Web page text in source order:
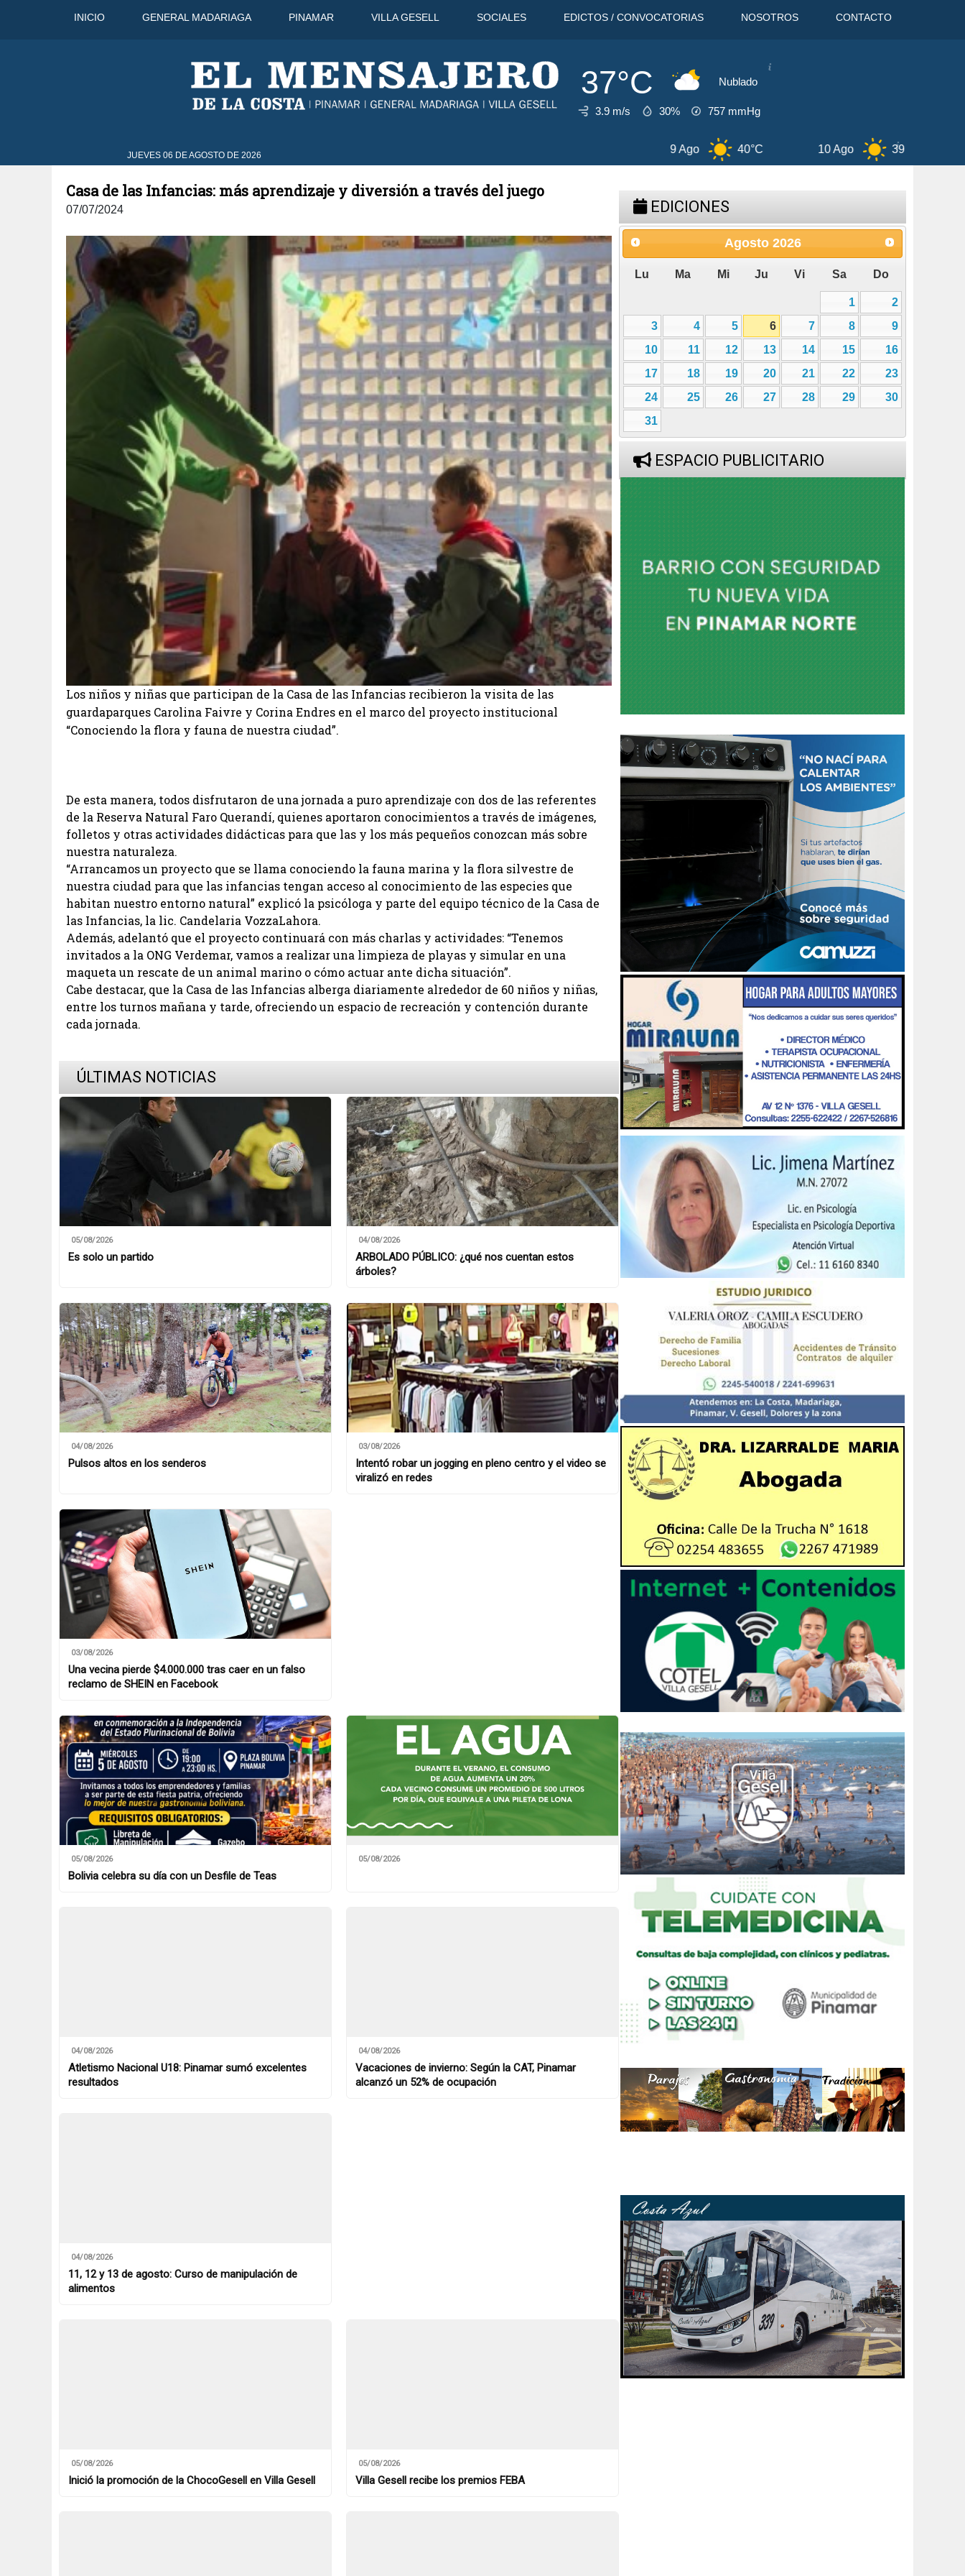
INICIO GENERAL MADARIAGA PINAMAR VILLA GESELL SOCIALES EDICTOS / CONVOCATORIAS NOSOTROS CONTACTO
37°C Nublado
3.9 m/s 30% 757 mmHg
JUEVES 06 DE AGOSTO DE 2026
6 Ago 40°C 40°C 10 Ago 39°C 11 Ago
Casa de las Infancias: más aprendizaje y diversión a través del juego
07/07/2024
Los niños y niñas que participan de la Casa de las Infancias recibieron la visita de las
guardaparques Carolina Faivre y Corina Endres en el marco del proyecto institucional
“Conociendo la flora y fauna de nuestra ciudad”.
De esta manera, todos disfrutaron de una jornada a puro aprendizaje con dos de las referentes
de la Reserva Natural Faro Querandí, quienes aportaron conocimientos a través de imágenes,
folletos y otras actividades didácticas para que las y los más pequeños conozcan más sobre
nuestra naturaleza.
“Arrancamos un proyecto que se llama conociendo la fauna marina y la flora silvestre de
nuestra ciudad para que las infancias tengan acceso al conocimiento de las especies que
habitan nuestro entorno natural” explicó la psicóloga y parte del equipo técnico de la Casa de
las Infancias, la lic. Candelaria VozzaLahora.
Además, adelantó que el proyecto continuará con más charlas y actividades: “Tenemos
invitados a la ONG Verdemar, vamos a realizar una limpieza de playas y simular en una
maqueta un rescate de un animal marino o cómo actuar ante dicha situación”.
Cabe destacar, que la Casa de las Infancias alberga diariamente alrededor de 60 niños y niñas,
entre los turnos mañana y tarde, ofreciendo un espacio de recreación y contención durante
cada jornada.
ÚLTIMAS NOTICIAS
05/08/2026
Es solo un partido
04/08/2026
ARBOLADO PÚBLICO: ¿qué nos cuentan estos
árboles?
04/08/2026
Pulsos altos en los senderos
03/08/2026
Intentó robar un jogging en pleno centro y el video se
viralizó en redes
03/08/2026
Una vecina pierde $4.000.000 tras caer en un falso
reclamo de SHEIN en Facebook
05/08/2026
Bolivia celebra su día con un Desfile de Teas
05/08/2026
04/08/2026
Atletismo Nacional U18: Pinamar sumó excelentes
resultados
04/08/2026
Vacaciones de invierno: Según la CAT, Pinamar
alcanzó un 52% de ocupación
04/08/2026
11, 12 y 13 de agosto: Curso de manipulación de
alimentos
05/08/2026
Inició la promoción de la ChocoGesell en Villa Gesell
05/08/2026
Villa Gesell recibe los premios FEBA
EDICIONES
Agosto 2026
Lu Ma Mi Ju Vi Sa Do
1
2
3
4 5 6 7 8
9
10
11 12 13 14 15
16
17
18 19 20 21 22
23
24
25 26 27 28 29
30
31
ESPACIO PUBLICITARIO